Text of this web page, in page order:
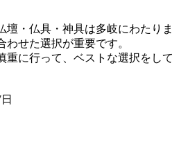
壇・仏具・神具は多岐にわたりま
せた選択が重要です。
重に行って、ベストな選択をして